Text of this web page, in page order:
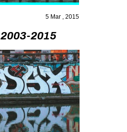
MSM
TSUNAMI
ZAM
MILANO
SPAZI
POPOLARE
5 Mar , 2015
2015